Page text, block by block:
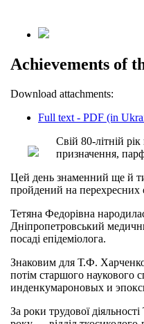
Achievements of
Download attachments:
Full text - PDF (in
Свій 80-літній
призначення,
Цей день знаменний ще й
пройдений на перехресних
Тетяна Федорівна
Дніпропетровський
посаді епідеміолога.
Знаковим для Т.Ф. Харченко
потім старшого наукового
инденкумароновых и
За роки трудової